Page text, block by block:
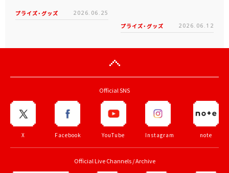
プライズ・グッズ 2026.06.25
プライズ・グッズ 2026.06.12
Official SNS
X Facebook YouTube Instagram note
Official Live Channels / Archive